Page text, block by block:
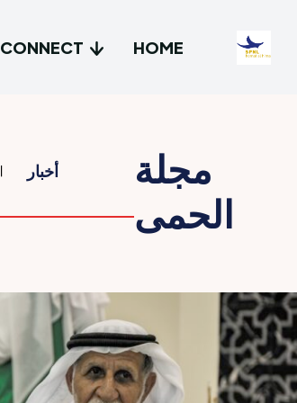
HOME
CONNECT
مجلة
الحمى
أخبار